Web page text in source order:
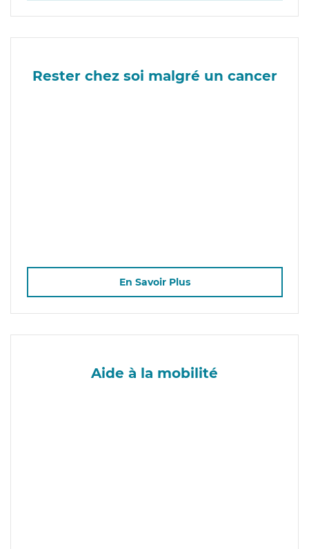
Rester chez soi malgré un cancer
En Savoir Plus
Aide à la mobilité